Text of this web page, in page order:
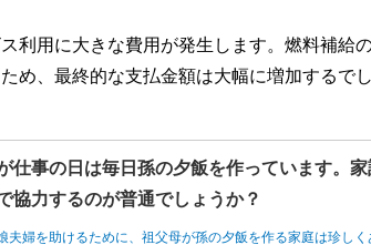
利用に大きな費用が発生します。燃料補給
め、最終的な支払金額は大幅に増加するでし
仕事の日は毎日孫の夕飯を作っています。
協力するのが普通でしょうか？
夫婦を助けるために、祖父母が孫の夕飯を作る家庭は珍し